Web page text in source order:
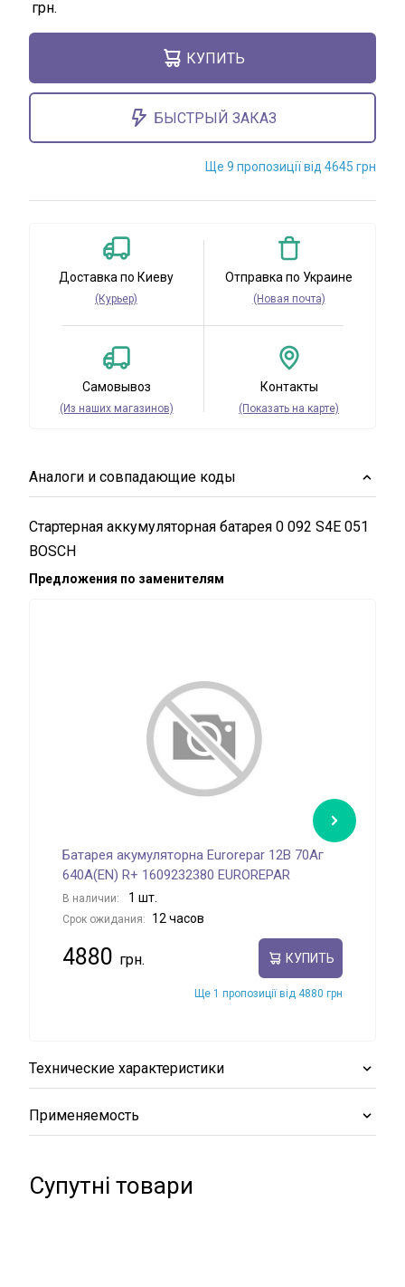
КУПИТЬ
БЫСТРЫЙ ЗАКАЗ
Ще 9 пропозиції від 4645 грн
Доставка по Киеву
(Курьер)
Отправка по Украине
(Новая почта)
Самовывоз
(Из наших магазинов)
Контакты
(Показать на карте)
Аналоги и совпадающие коды
Стартерная аккумуляторная батарея 0 092 S4E 051
BOSCH
Предложения по заменителям
Батарея акумуляторна Eurorepar 12В 70Аг
640А(EN) R+ 1609232380 EUROREPAR
В наличии: 1 шт.
Срок ожидания: 12 часов
4880 КУПИТЬ
Ще 1 пропозиції від 4880 грн
Технические характеристики
Применяемость
Супутні товари